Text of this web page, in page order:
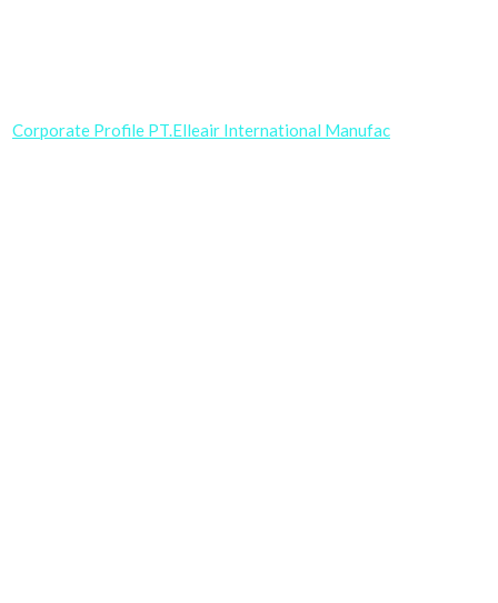
Corporate Profile PT.Elleair International Manufac